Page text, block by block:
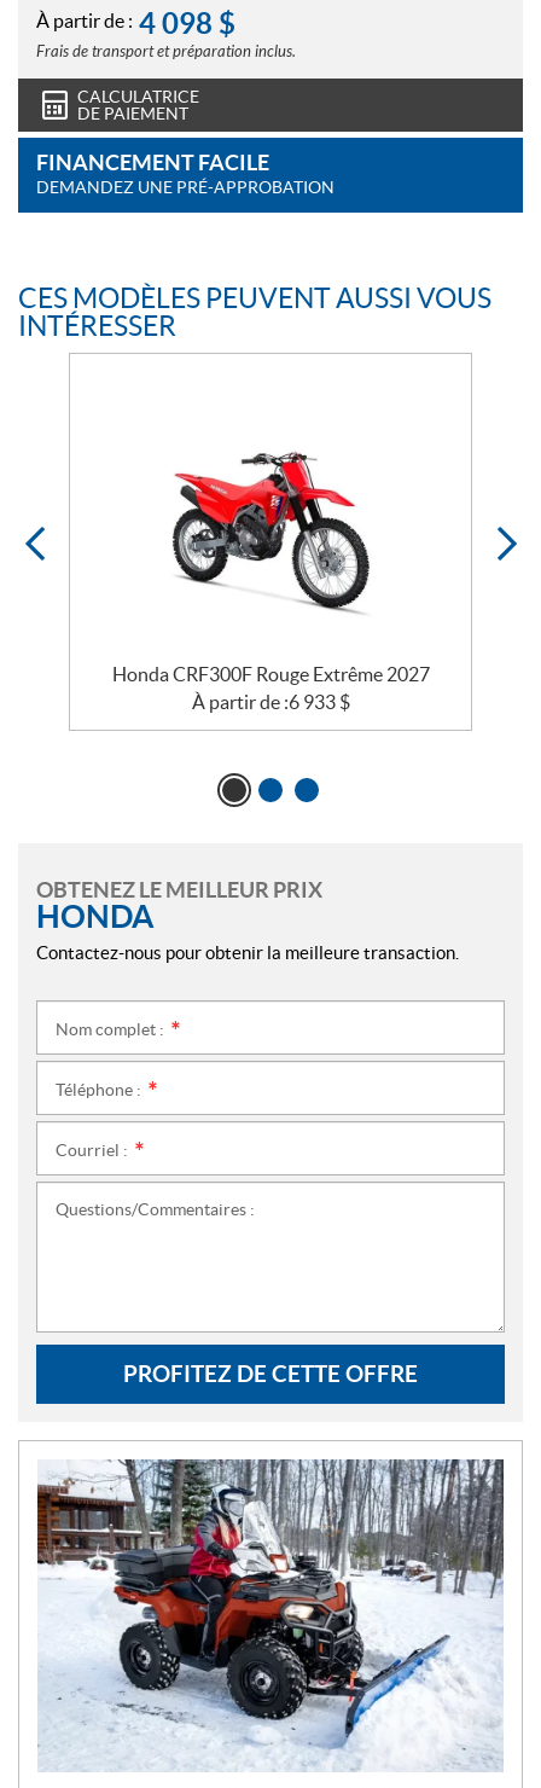
À partir de : 4 098 $
Frais de transport et préparation inclus.
CALCULATRICE
DE PAIEMENT
FINANCEMENT FACILE
DEMANDEZ UNE PRÉ-APPROBATION
CES MODÈLES PEUVENT AUSSI VOUS
INTÉRESSER
Honda CRF300F Rouge Extrême 2027
À partir de :6 933 $
OBTENEZ LE MEILLEUR PRIX
HONDA
Contactez-nous pour obtenir la meilleure transaction.
Nom complet :
Téléphone :
Courriel :
Questions/Commentaires :
PROFITEZ DE CETTE OFFRE
N
O
U
V
E
E